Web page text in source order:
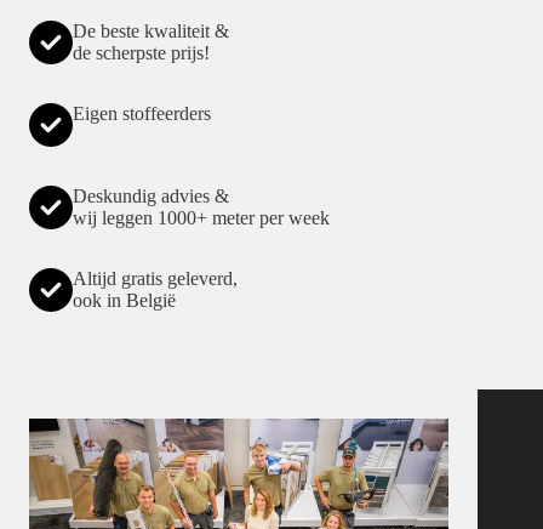
De beste kwaliteit &
de scherpste prijs!
Eigen stoffeerders
Deskundig advies &
wij leggen 1000+ meter per week
Altijd gratis geleverd,
ook in België